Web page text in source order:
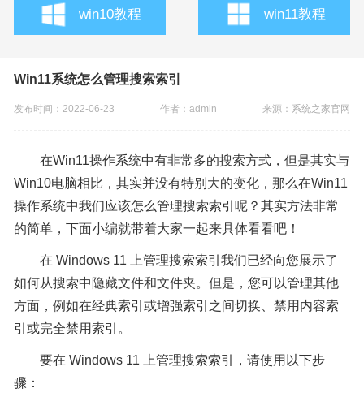
win10教程 win11教程
Win11系统怎么管理搜索索引
发布时间：2022-06-23 作者：admin 来源： 系统之家官网
在Win11操作系统中有非常多的搜索方式，但是其实与
Win10电脑相比，其实并没有特别大的变化，那么在Win11
操作系统中我们应该怎么管理搜索索引呢？其实方法非常
的简单，下面小编就带着大家一起来具体看看吧！
在 Windows 11 上管理搜索索引我们已经向您展示了
如何从搜索中隐藏文件和文件夹。但是，您可以管理其他
方面，例如在经典索引或增强索引之间切换、禁用内容索
引或完全禁用索引。
要在 Windows 11 上管理搜索索引，请使用以下步
骤：